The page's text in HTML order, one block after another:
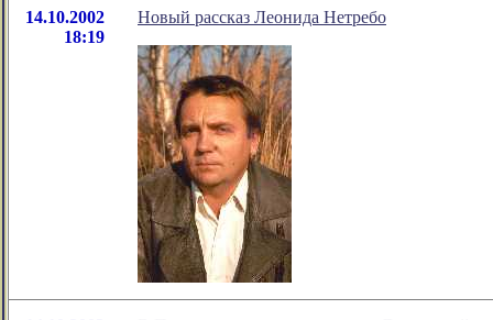
14.10.2002
18:19
Новый рассказ Леонида Нетребо